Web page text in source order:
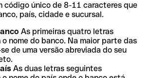
código único de 8-11 caracteres que
país, cidade e sucursal.
As primeiras quatro letras
o nome do banco. Na maior parte das
de uma versão abreviada do seu
As duas letras seguintes